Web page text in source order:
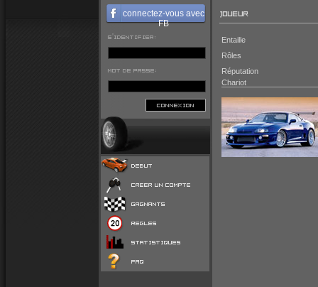
connectez-vous avec
FB
S'IDENTIFIER:
MOT DE PASSE:
CONNEXION
JOUEUR
Entaille
Rôles
Réputation
Chariot